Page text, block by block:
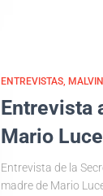
ENTREVISTAS
Entrevista
Mario
Entrevista de la
madre de Mario